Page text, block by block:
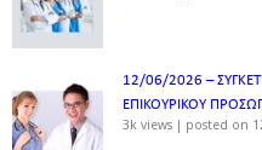
12/06/2026 –
ΕΠΙΚΟΥΡΙΚΟΥ
3k views | posted on